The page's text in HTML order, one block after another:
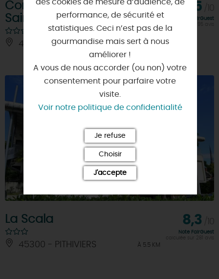
Comfort hôtel : Relais
Saint Georges
45300 - PITHIVIERS À 5 KM
7,5
Note FairGuest
calculée sur 1195 avis
La Scala
45300 - PITHIVIERS À 5.5 KM
8,3
Note FairGuest
calculée sur 281 avis
des cookies de mesure d’audience, de
performance, de sécurité et
statistiques. Ceci n’est pas de la
gourmandise mais sert à nous
améliorer !
A vous de nous accorder (ou non) votre
consentement pour parfaire votre
visite.
Voir notre politique de confidentialité
Je refuse
Choisir
J'accepte